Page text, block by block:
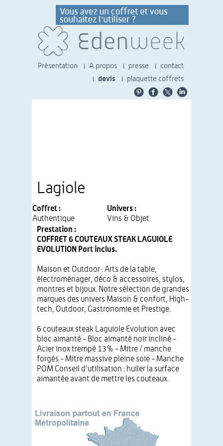
Présentation A propos presse
contact
devis
plaquette coffrets
Lagiole
Coffret :
Authentique
Univers :
Vins & Objet
Prestation :
COFFRET 6 COUTEAUX STEAK LAGUIOLE
EVOLUTION Port inclus.
Maison et Outdoor : Arts de la table,
électroménager, déco & accessoires, stylos,
montres et bijoux. Notre sélection de grandes
marques des univers Maison & confort, High-
tech, Outdoor, Gastronomie et Prestige.
6 couteaux steak Laguiole Evolution avec
bloc aimanté - Bloc aimanté noir incliné -
Acier inox trempé 13% - Mitre / manche
forgés - Mitre massive pleine soie - Manche
POM Conseil d'utilisation : huiler la surface
aimantée avant de mettre les couteaux.